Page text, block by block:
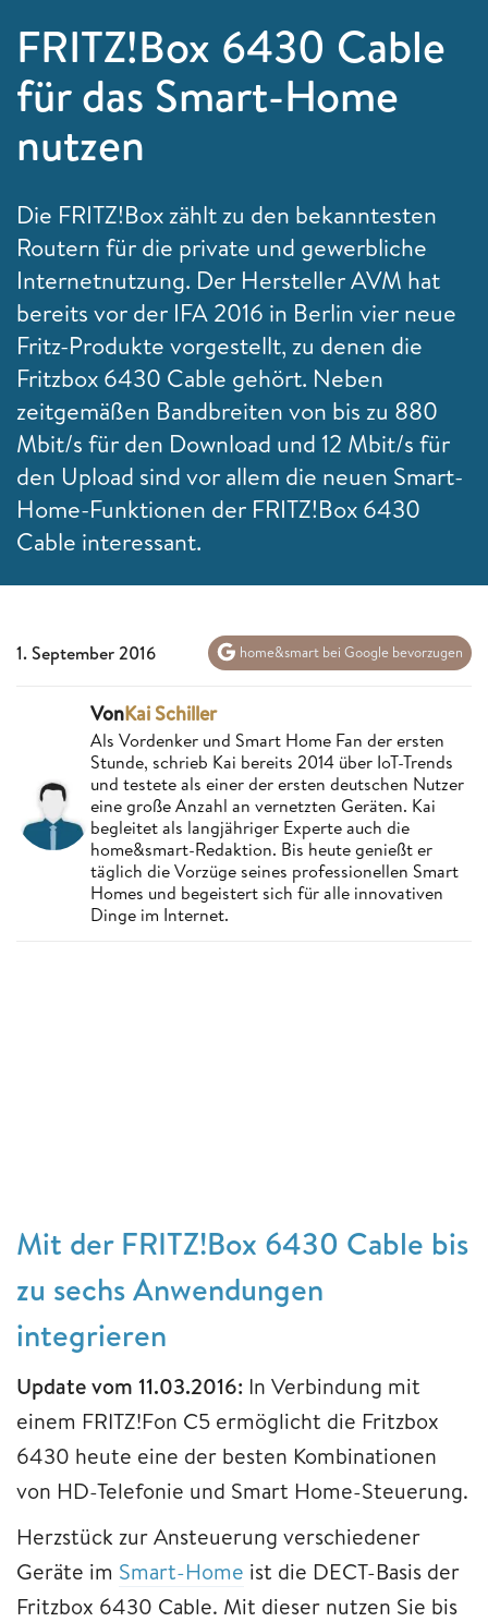
FRITZ!Box 6430 Cable
für das Smart-Home
nutzen
Die FRITZ!Box zählt zu den bekanntesten
Routern für die private und gewerbliche
Internetnutzung. Der Hersteller AVM hat
bereits vor der IFA 2016 in Berlin vier neue
Fritz-Produkte vorgestellt, zu denen die
Fritzbox 6430 Cable gehört. Neben
zeitgemäßen Bandbreiten von bis zu 880
Mbit/s für den Download und 12 Mbit/s für
den Upload sind vor allem die neuen Smart-
Home-Funktionen der FRITZ!Box 6430
Cable interessant.
1. September 2016 home&smart bei Google bevorzugen
VonKai Schiller
Als Vordenker und Smart Home Fan der ersten
Stunde, schrieb Kai bereits 2014 über IoT-Trends
und testete als einer der ersten deutschen Nutzer
eine große Anzahl an vernetzten Geräten. Kai
begleitet als langjähriger Experte auch die
home&smart-Redaktion. Bis heute genießt er
täglich die Vorzüge seines professionellen Smart
Homes und begeistert sich für alle innovativen
Dinge im Internet.
Mit der FRITZ!Box 6430 Cable bis
zu sechs Anwendungen
integrieren
Update vom 11.03.2016: In Verbindung mit
einem FRITZ!Fon C5 ermöglicht die Fritzbox
6430 heute eine der besten Kombinationen
von HD-Telefonie und Smart Home-Steuerung.
Herzstück zur Ansteuerung verschiedener
Geräte im Smart-Home ist die DECT-Basis der
Fritzbox 6430 Cable. Mit dieser nutzen Sie bis